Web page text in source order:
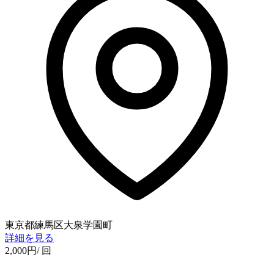
東京都練馬区大泉学園町
詳細を見る
2,000円/ 回